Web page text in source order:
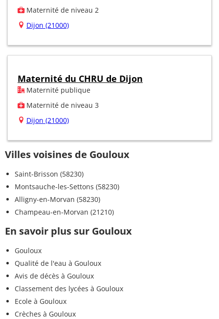
Maternité de niveau 2
Dijon (21000)
Maternité du CHRU de Dijon
Maternité publique
Maternité de niveau 3
Dijon (21000)
Villes voisines de Gouloux
Saint-Brisson (58230)
Montsauche-les-Settons (58230)
Alligny-en-Morvan (58230)
Champeau-en-Morvan (21210)
En savoir plus sur Gouloux
Gouloux
Qualité de l'eau à Gouloux
Avis de décès à Gouloux
Classement des lycées à Gouloux
Ecole à Gouloux
Crèches à Gouloux